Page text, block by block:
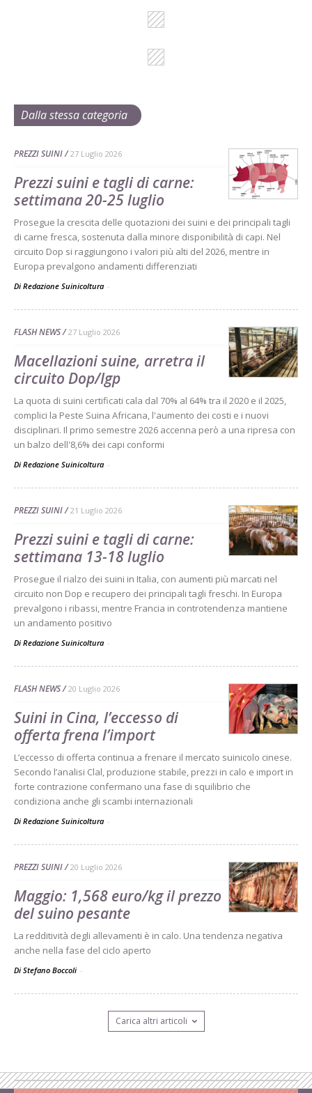
Dalla stessa categoria
PREZZI SUINI 27 Luglio 2026
Prezzi suini e tagli di carne:
settimana 20-25 luglio
Prosegue la crescita delle quotazioni dei suini e dei principali tagli
di carne fresca, sostenuta dalla minore disponibilità di capi. Nel
circuito Dop si raggiungono i valori più alti del 2026, mentre in
Europa prevalgono andamenti differenziati
Di Redazione Suinicoltura -
FLASH NEWS 27 Luglio 2026
Macellazioni suine, arretra il
circuito Dop/Igp
La quota di suini certificati cala dal 70% al 64% tra il 2020 e il 2025,
complici la Peste Suina Africana, l'aumento dei costi e i nuovi
disciplinari. Il primo semestre 2026 accenna però a una ripresa con
un balzo dell'8,6% dei capi conformi
Di Redazione Suinicoltura -
PREZZI SUINI 21 Luglio 2026
Prezzi suini e tagli di carne:
settimana 13-18 luglio
Prosegue il rialzo dei suini in Italia, con aumenti più marcati nel
circuito non Dop e recupero dei principali tagli freschi. In Europa
prevalgono i ribassi, mentre Francia in controtendenza mantiene
un andamento positivo
Di Redazione Suinicoltura -
FLASH NEWS 20 Luglio 2026
Suini in Cina, l’eccesso di
offerta frena l’import
L’eccesso di offerta continua a frenare il mercato suinicolo cinese.
Secondo l’analisi Clal, produzione stabile, prezzi in calo e import in
forte contrazione confermano una fase di squilibrio che
condiziona anche gli scambi internazionali
Di Redazione Suinicoltura -
PREZZI SUINI 20 Luglio 2026
Maggio: 1,568 euro/kg il prezzo
del suino pesante
La redditività degli allevamenti è in calo. Una tendenza negativa
anche nella fase del ciclo aperto
Di Stefano Boccoli -
Carica altri articoli